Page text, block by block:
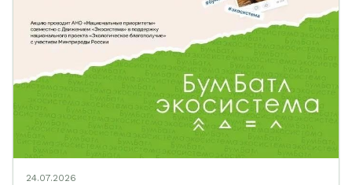
24.07.2026